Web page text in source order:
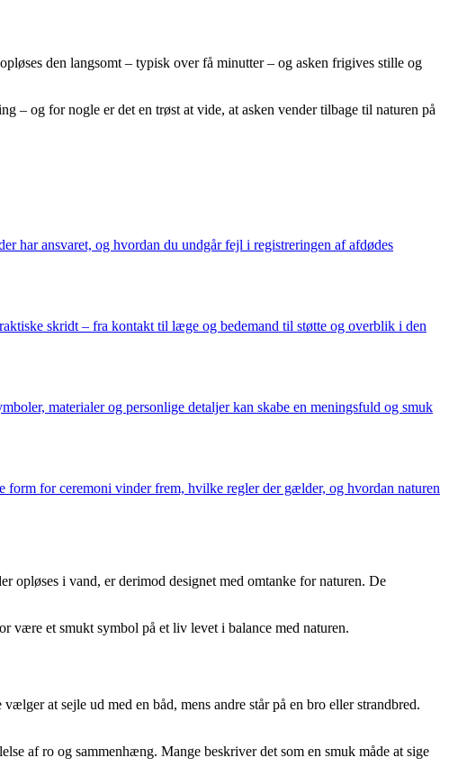
den langsomt – typisk over få minutter – og asken frigives stille og
– og for nogle er det en trøst at vide, at asken vender tilbage til naturen på
har ansvaret, og hvordan du undgår fejl i registreringen af afdødes
skridt – fra kontakt til læge og bedemand til støtte og overblik i den
materialer og personlige detaljer kan skabe en meningsfuld og smuk
for ceremoni vinder frem, hvilke regler der gælder, og hvordan naturen
opløses i vand, er derimod designet med omtanke for naturen. De
være et smukt symbol på et liv levet i balance med naturen.
at sejle ud med en båd, mens andre står på en bro eller strandbred.
af ro og sammenhæng. Mange beskriver det som en smuk måde at sige